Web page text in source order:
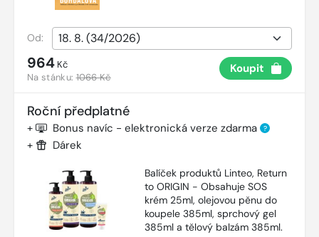
Od:
964 Kč
Na stánku:1066 Kč
Koupit
Roční předplatné
+ Bonus navíc - elektronická verze zdarma ?
+ Dárek
Balíček produktů Linteo, Return
to ORIGIN - Obsahuje SOS
krém 25ml, olejovou pěnu do
koupele 385ml, sprchový gel
385ml a tělový balzám 385ml.